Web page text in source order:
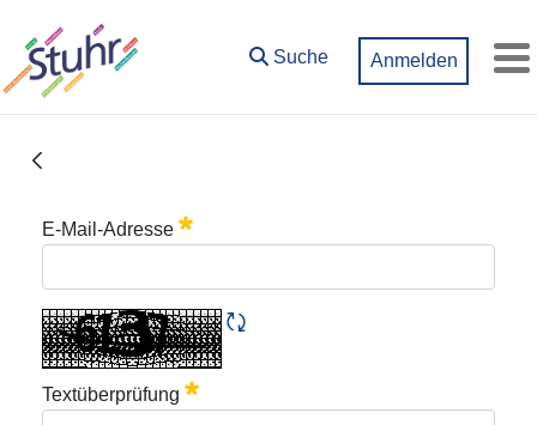
Zum Hauptinhalt springen
Suche Anmelden
Kennwort vergessen
E-Mail-Adresse
Textüberprüfung